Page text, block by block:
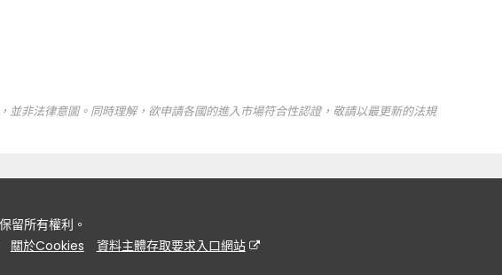
並非法律意圖。同時理解，欲申請各國的進入市場符合性認證，敬請以最更新的法規
留所有權利。
關於Cookies 資料主體存取要求入口網站